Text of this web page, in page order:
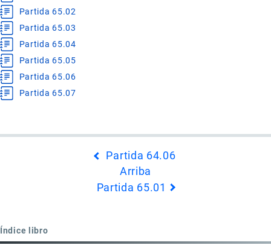
Partida 65.02
Partida 65.03
Partida 65.04
Partida 65.05
Partida 65.06
Partida 65.07
65
Partida 64.06
Arriba
Partida 65.01
Índice libro